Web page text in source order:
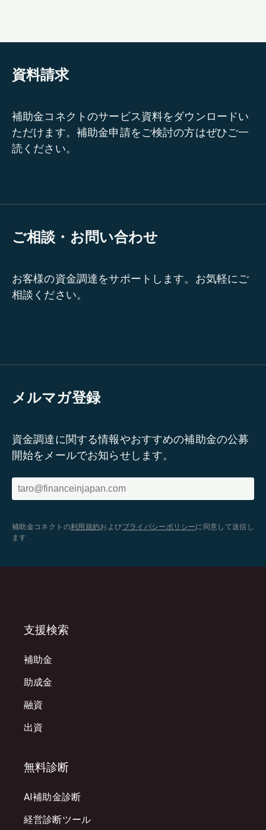
資料請求
補助金コネクトのサービス資料をダウンロードい
ただけます。補助金申請をご検討の方はぜひご一
読ください。
ご相談・お問い合わせ
お客様の資金調達をサポートします。お気軽にご
相談ください。
メルマガ登録
資金調達に関する情報やおすすめの補助金の公募
開始をメールでお知らせします。
補助金コネクトの利用規約およびプライバシーポリシーに同意して送信し
ます
支援検索
補助金
助成金
融資
出資
無料診断
AI補助金診断
経営診断ツール